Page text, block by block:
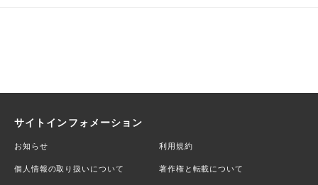
サイトインフォメーション
お知らせ 利用規約
個人情報の取り扱いについて 著作権と転載について